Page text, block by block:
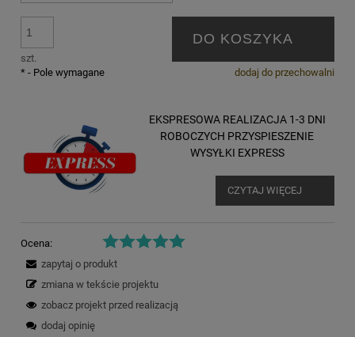
szt.
DO KOSZYKA
dodaj do przechowalni
* - Pole wymagane
EKSPRESOWA REALIZACJA 1-3 DNI
ROBOCZYCH PRZYSPIESZENIE
WYSYŁKI EXPRESS
CZYTAJ WIĘCEJ
Ocena:
zapytaj o produkt
zmiana w tekście projektu
zobacz projekt przed realizacją
dodaj opinię